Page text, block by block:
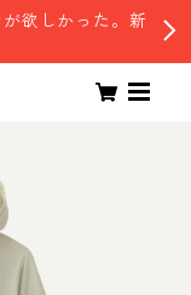
欲しかった。新